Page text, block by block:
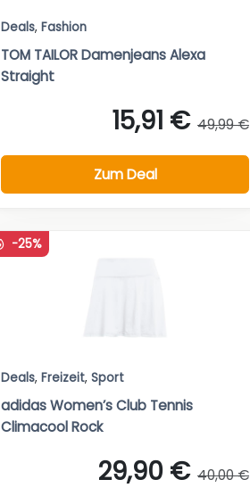
Deals, Fashion
TOM TAILOR Damenjeans Alexa
Straight
15,91 € 49,99 €
Zum Deal
-25%
Deals, Freizeit, Sport
adidas Women’s Club Tennis
Climacool Rock
29,90 € 40,00 €